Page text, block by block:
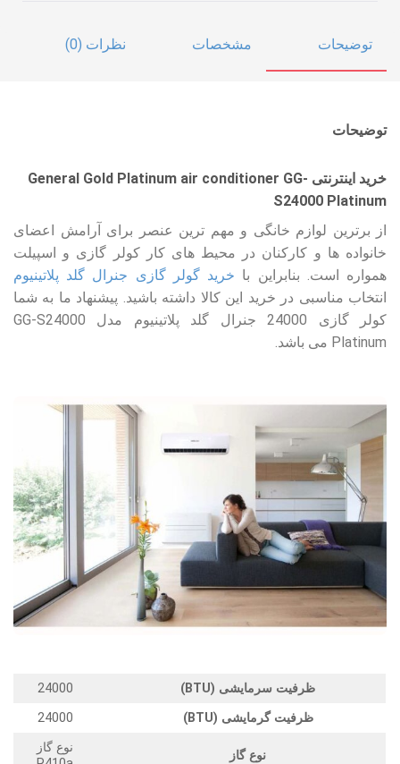
توضیحات مشخصات نظرات (0)
توضیحات
خرید اینترنتی General Gold Platinum air conditioner GG-
S24000 Platinum
از برترین لوازم خانگی و مهم ترین عنصر برای آرامش اعضای
خانواده ها و کارکنان در محیط های کار کولر گازی و اسپیلت
همواره است. بنابراین با خرید گولر گازی جنرال گلد پلاتینیوم
انتخاب مناسبی در خرید این کالا داشته باشید. پیشنهاد ما به شما
کولر گازی 24000 جنرال گلد پلاتینیوم مدل GG-S24000
Platinum می باشد.
ظرفیت سرمایشی (BTU)
24000
ظرفیت گرمایشی (BTU)
24000
نوع گاز
نوع گاز